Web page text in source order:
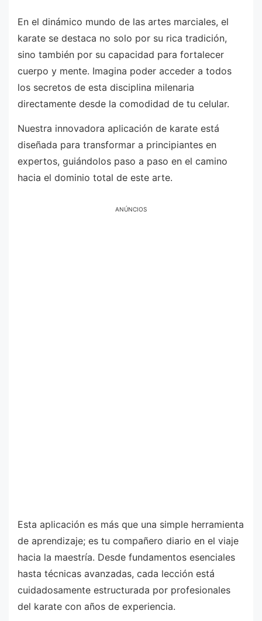
En el dinámico mundo de las artes marciales, el
karate se destaca no solo por su rica tradición,
sino también por su capacidad para fortalecer
cuerpo y mente. Imagina poder acceder a todos
los secretos de esta disciplina milenaria
directamente desde la comodidad de tu celular.
Nuestra innovadora aplicación de karate está
diseñada para transformar a principiantes en
expertos, guiándolos paso a paso en el camino
hacia el dominio total de este arte.
ANÚNCIOS
Esta aplicación es más que una simple herramienta
de aprendizaje; es tu compañero diario en el viaje
hacia la maestría. Desde fundamentos esenciales
hasta técnicas avanzadas, cada lección está
cuidadosamente estructurada por profesionales
del karate con años de experiencia.